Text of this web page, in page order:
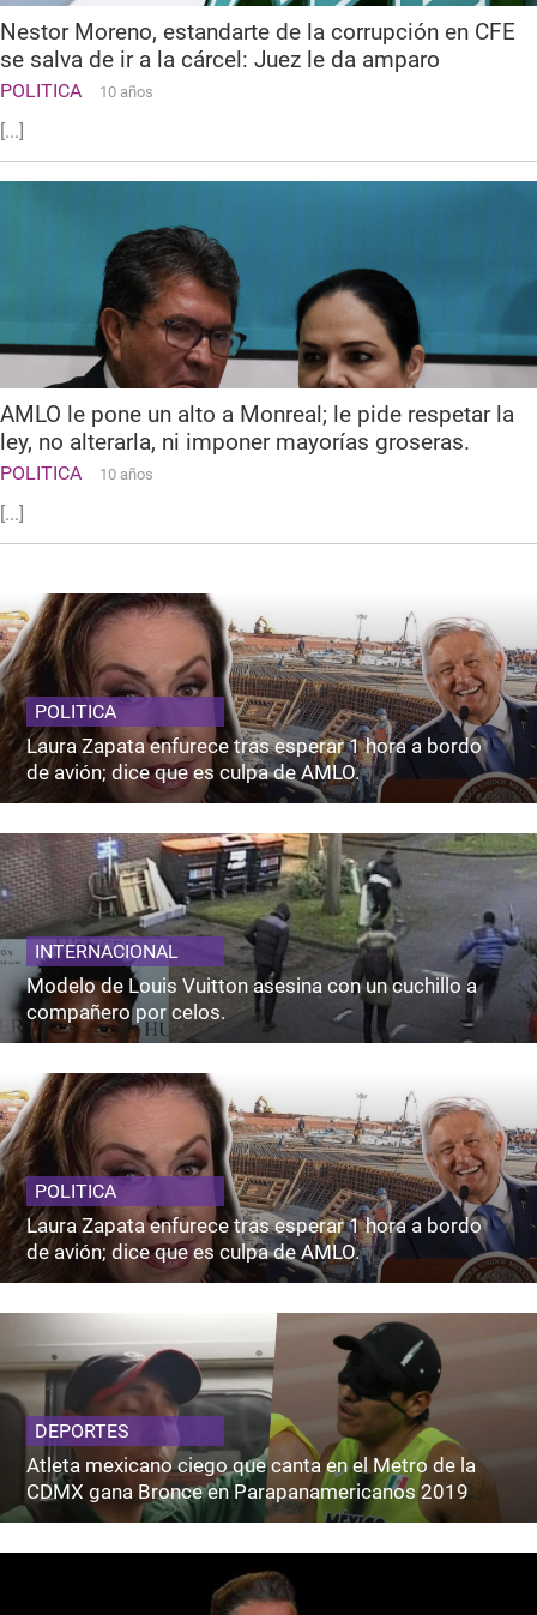
Nestor Moreno, estandarte de la corrupción en CFE
se salva de ir a la cárcel: Juez le da amparo
POLITICA 10 años
[...]
AMLO le pone un alto a Monreal; le pide respetar la
ley, no alterarla, ni imponer mayorías groseras.
POLITICA 10 años
[...]
POLITICA
Laura Zapata enfurece tras esperar 1 hora a bordo
de avión; dice que es culpa de AMLO.
INTERNACIONAL
Modelo de Louis Vuitton asesina con un cuchillo a
compañero por celos.
POLITICA
Laura Zapata enfurece tras esperar 1 hora a bordo
de avión; dice que es culpa de AMLO.
DEPORTES
Atleta mexicano ciego que canta en el Metro de la
CDMX gana Bronce en Parapanamericanos 2019